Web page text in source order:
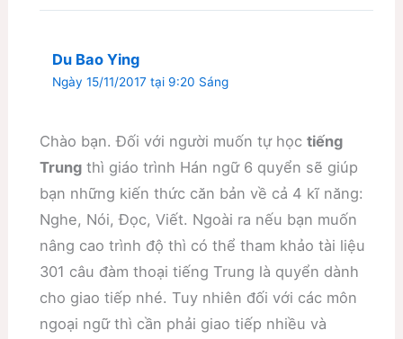
Du Bao Ying
Ngày 15/11/2017 tại 9:20 Sáng
Chào bạn. Đối với người muốn tự họctiếng
Trung thì giáo trình Hán ngữ 6 quyển sẽ giúp
bạn những kiến thức căn bản về cả 4 kĩ năng:
Nghe, Nói, Đọc, Viết. Ngoài ra nếu bạn muốn
nâng cao trình độ thì có thể tham khảo tài liệu
301 câu đàm thoại tiếng Trung là quyển dành
cho giao tiếp nhé. Tuy nhiên đối với các môn
ngoại ngữ thì cần phải giao tiếp nhiều và